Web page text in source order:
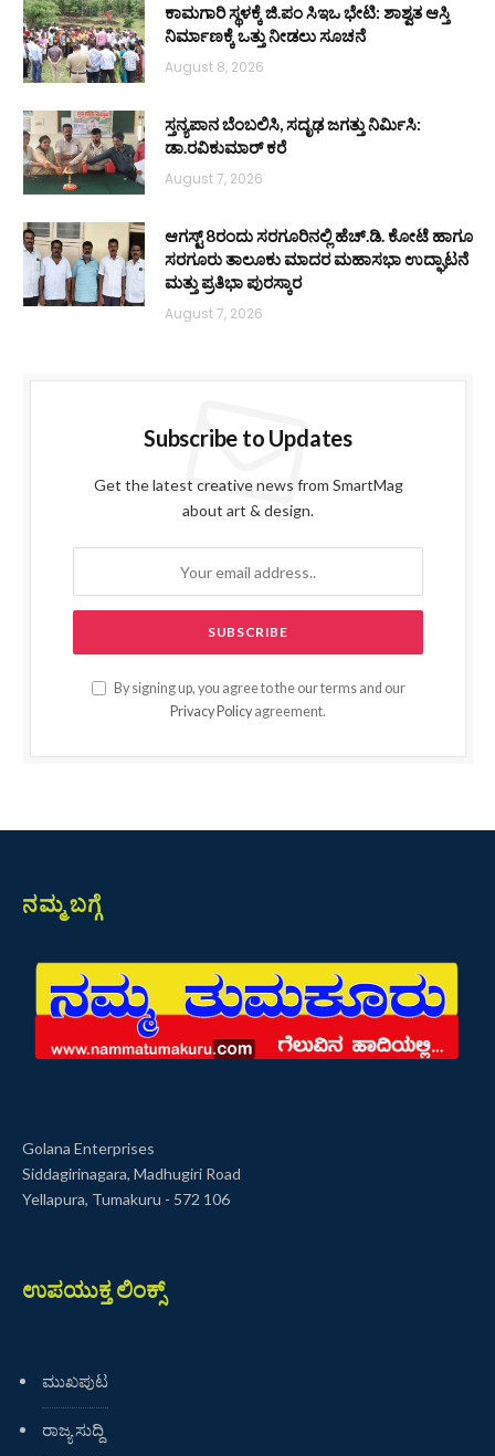
ಕಾಮಗಾರಿ ಸ್ಥಳಕ್ಕೆ ಜಿ.ಪಂ ಸಿಇಒ ಭೇಟಿ: ಶಾಶ್ವತ ಆಸ್ತಿ
ನಿರ್ಮಾಣಕ್ಕೆ ಒತ್ತು ನೀಡಲು ಸೂಚನೆ
August 8, 2026
ಸ್ತನ್ಯಪಾನ ಬೆಂಬಲಿಸಿ, ಸದೃಢ ಜಗತ್ತು ನಿರ್ಮಿಸಿ:
ಡಾ.ರವಿಕುಮಾರ್ ಕರೆ
August 7, 2026
ಆಗಸ್ಟ್ 8ರಂದು ಸರಗೂರಿನಲ್ಲಿ ಹೆಚ್.ಡಿ. ಕೋಟೆ ಹಾಗೂ
ಸರಗೂರು ತಾಲೂಕು ಮಾದರ ಮಹಾಸಭಾ ಉದ್ಘಾಟನೆ
ಮತ್ತು ಪ್ರತಿಭಾ ಪುರಸ್ಕಾರ
August 7, 2026
Subscribe to Updates
Get the latest creative news from SmartMag
about art & design.
By signing up, you agree to the our terms and our
Privacy Policy agreement.
ನಮ್ಮ ಬಗ್ಗೆ
Golana Enterprises
Siddagirinagara, Madhugiri Road
Yellapura, Tumakuru - 572 106
ಉಪಯುಕ್ತ ಲಿಂಕ್ಸ್
ಮುಖಪುಟ
ರಾಜ್ಯ ಸುದ್ದಿ